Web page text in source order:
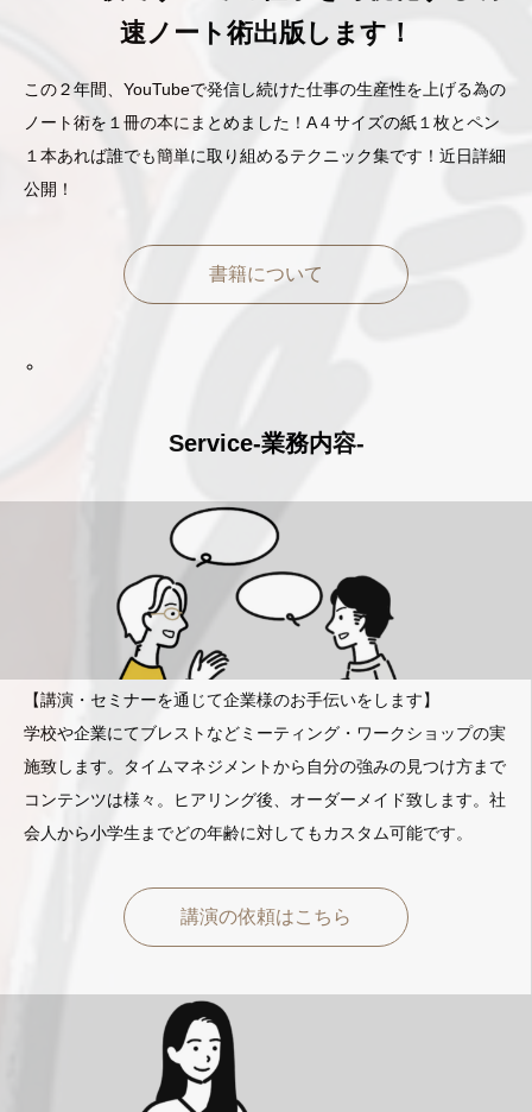
速ノート術出版します！
この２年間、YouTubeで発信し続けた仕事の生産性を上げる為の
ノート術を１冊の本にまとめました！A４サイズの紙１枚とペン
１本あれば誰でも簡単に取り組めるテクニック集です！近日詳細
公開！
書籍について
Service-業務内容-
【講演・セミナーを通じて企業様のお手伝いをします】
学校や企業にてブレストなどミーティング・ワークショップの実
施致します。タイムマネジメントから自分の強みの見つけ方まで
コンテンツは様々。ヒアリング後、オーダーメイド致します。社
会人から小学生までどの年齢に対してもカスタム可能です。
講演の依頼はこちら